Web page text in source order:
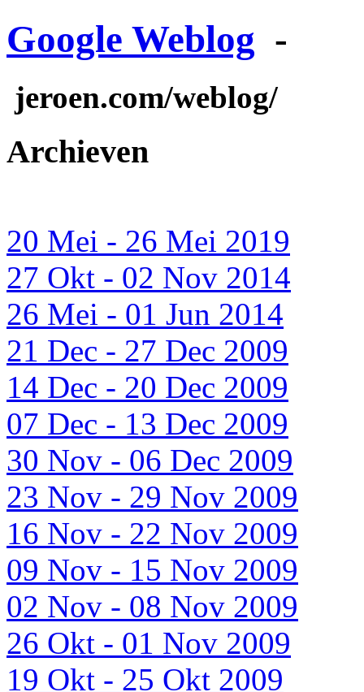
Google Weblog -
jeroen.com/weblog/
Archieven
20 Mei - 26 Mei 2019
27 Okt - 02 Nov 2014
26 Mei - 01 Jun 2014
21 Dec - 27 Dec 2009
14 Dec - 20 Dec 2009
07 Dec - 13 Dec 2009
30 Nov - 06 Dec 2009
23 Nov - 29 Nov 2009
16 Nov - 22 Nov 2009
09 Nov - 15 Nov 2009
02 Nov - 08 Nov 2009
26 Okt - 01 Nov 2009
19 Okt - 25 Okt 2009